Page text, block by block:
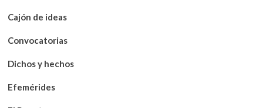
Cajón de ideas
Convocatorias
Dichos y hechos
Efemérides